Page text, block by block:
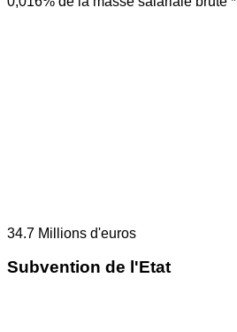
34.7 Millions d'euros
Subvention de l'Etat